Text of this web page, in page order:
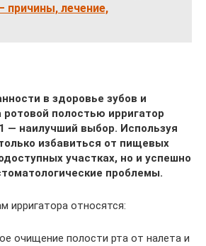
причины, лечение,
в здоровье зубов и
полостью ирригатор
1 ― наилучший выбор. Используя
избавиться от пищевых
участках, но и успешно
проблемы.
ирригатора относятся:
очищение полости рта от налета и